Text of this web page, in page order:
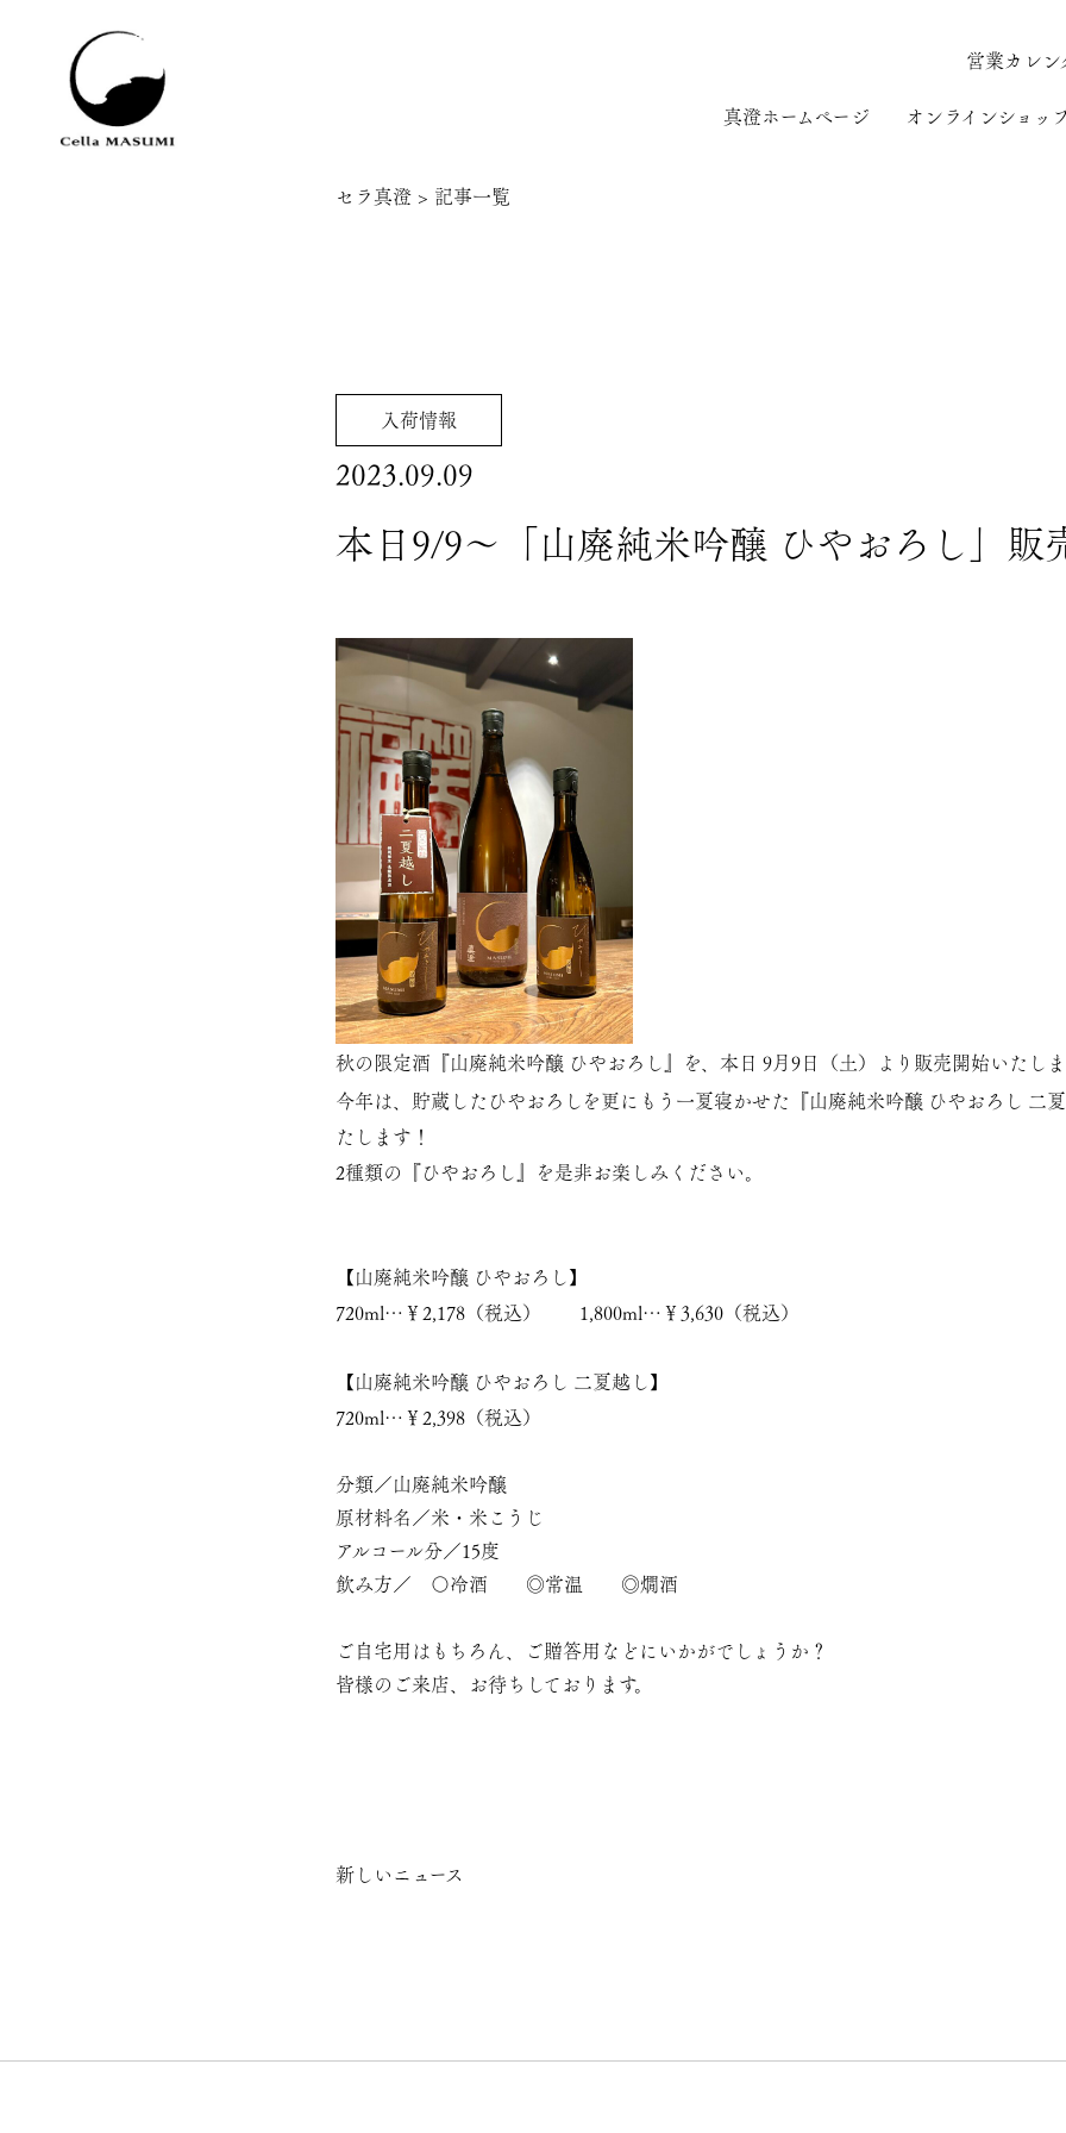
営業カレン
真澄ホームページ オンラインショッ
セラ真澄 > 記事一覧
入荷情報
2023.09.09
本日9/9～「山廃純米吟醸 ひやおろし」販
秋の限定酒『 山廃純米吟醸 ひやおろし
』を、本日 9月9日（土）より販売開始いたしま
今年は、貯蔵したひやおろしを更にもう一夏寝かせた『
山廃純米吟醸 ひやおろし 二
たします！
2種類の『
ひやおろし 』を是非お楽しみください。
【 山廃純米吟醸 ひやおろし 】
720ml…￥2,178（税込） 1,800ml…￥3,630（税込）
【 山廃純米吟醸 ひやおろし 二夏越し 】
720ml…￥2,398（税込）
分類／山廃純米吟醸
原材料名／米・米こうじ
アルコール分／15度
飲み方／ 〇冷酒 ◎常温 ◎燗酒
ご自宅用はもちろん、ご贈答用などにいかがでしょうか？
皆様のご来店、お待ちしております。
新しいニュース